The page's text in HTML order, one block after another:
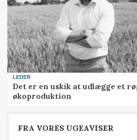
LEDER
Det er en uskik at udlægge et
økoproduktion
FRA VORES UGEAVISER